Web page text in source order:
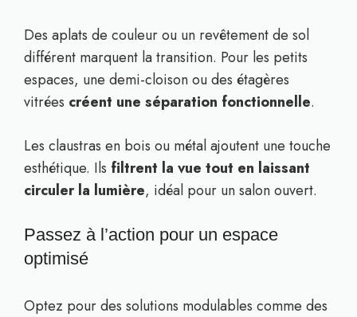
Des aplats de couleur ou un revêtement de sol
différent marquent la transition. Pour les petits
espaces, une demi-cloison ou des étagères
vitrées créent une séparation fonctionnelle.
Les claustras en bois ou métal ajoutent une touche
esthétique. Ils filtrent la vue tout en laissant
circuler la lumière, idéal pour un salon ouvert.
Passez à l’action pour un espace
optimisé
Optez pour des solutions modulables comme des